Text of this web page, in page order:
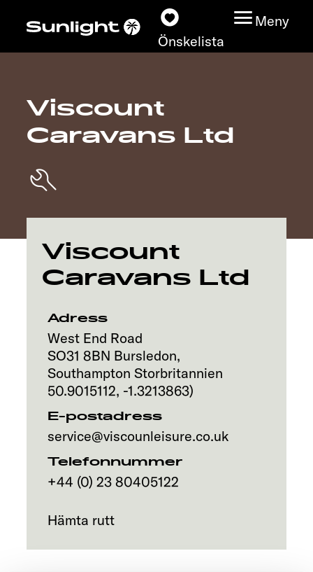
Önskelista
Meny
Modeller
Find din Sunlight
Upptäck
Viscount
Caravans Ltd
Viscount
Caravans Ltd
Adress
West End Road
SO31 8BN Bursledon,
Southampton Storbritannien
50.9015112, -1.3213863)
E-postadress
service@viscounleisure.co.uk
Telefonnummer
+44 (0) 23 80405122
Hämta rutt